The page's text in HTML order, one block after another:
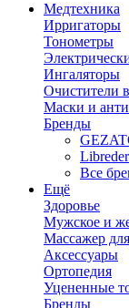
Медтехника
Ирригаторы
Тонометры
Ингаляторы
Очистители
Маски и
Бренды
Все
Ещё
Здоровье
Мужское и
Массажер
Аксессуары
Ортопедия
Уцененные
Бренды